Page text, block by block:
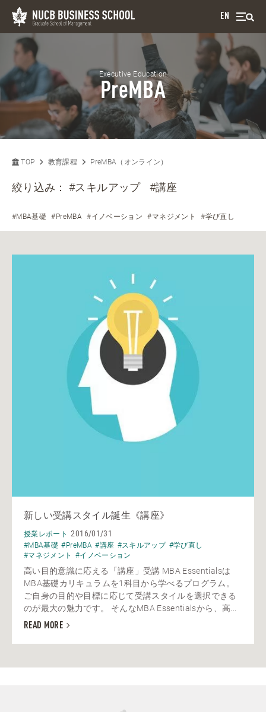
EN
Executive Education
PreMBA
TOP 教育課程 PreMBA（オンライン）
絞り込み：#スキルアップ #講座
#MBA基礎 #PreMBA #イノベーション #マネジメント #学び直し
新しい受講スタイル誕生《講座》
授業レポート 2016/01/31
#MBA基礎 #PreMBA #講座 #スキルアップ #学び直し
#マネジメント
#イノベーション
高い目的意識に応える「講座」受講 MBA Essentialsは
MBA基礎カリキュラムを1科目から学べるプログラム。
ご自身の目的や目標に応じて受講スタイルを選択できる
のが最大の魅力です。 そんなMBA Essentialsから、高...
READ MORE